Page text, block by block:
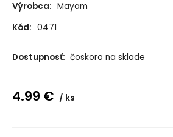
Výrobca: Mayam
Kód: 0471
Dostupnosť: čoskoro na sklade
4.99 € ks